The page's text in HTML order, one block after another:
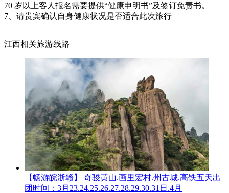
70 岁以上客人报名需要提供“健康申明书”及签订免责书。
7、请贵宾确认自身健康状况是否适合此次旅行
江西相关旅游线路
【畅游皖浙赣】 奇骏黄山.画里宏村.州古城.高铁五天出
团时间：3月23.24.25.26.27.28.29.30.31日.4月